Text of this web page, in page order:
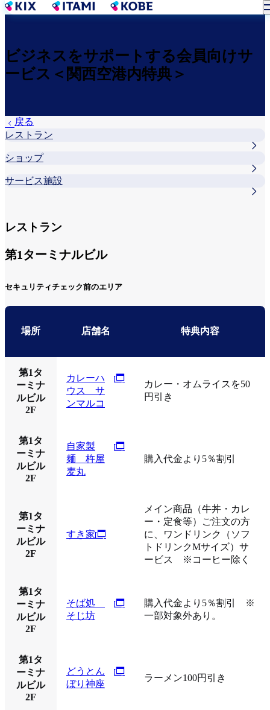
メ
コ
ン
テ
移
動
ビジネスをサポートする会員向けサ
ービス＜関西空港内特典＞
戻る
レストラン
ショップ
サービス施設
レストラン
第1ターミナルビル
セキュリティチェック前のエリア
場所 店舗名 特典内容
第1タ
ーミナ
ルビル
2F
カレーハ
ウス サ
ンマルコ
カレー・オムライスを50
円引き
第1タ
ーミナ
ルビル
2F
自家製
麺 杵屋
麦丸
購入代金より5％割引
第1タ
ーミナ
ルビル
2F
すき家
メイン商品（牛丼・カレ
ー・定食等）ご注文の方
に、ワンドリンク（ソフ
トドリンクMサイズ）サ
ービス ※コーヒー除く
第1タ
ーミナ
ルビル
2F
そば処
そじ坊
購入代金より5％割引 ※
一部対象外あり。
第1タ
ーミナ
ルビル
2F
どうとん
ぼり神座
ラーメン100円引き